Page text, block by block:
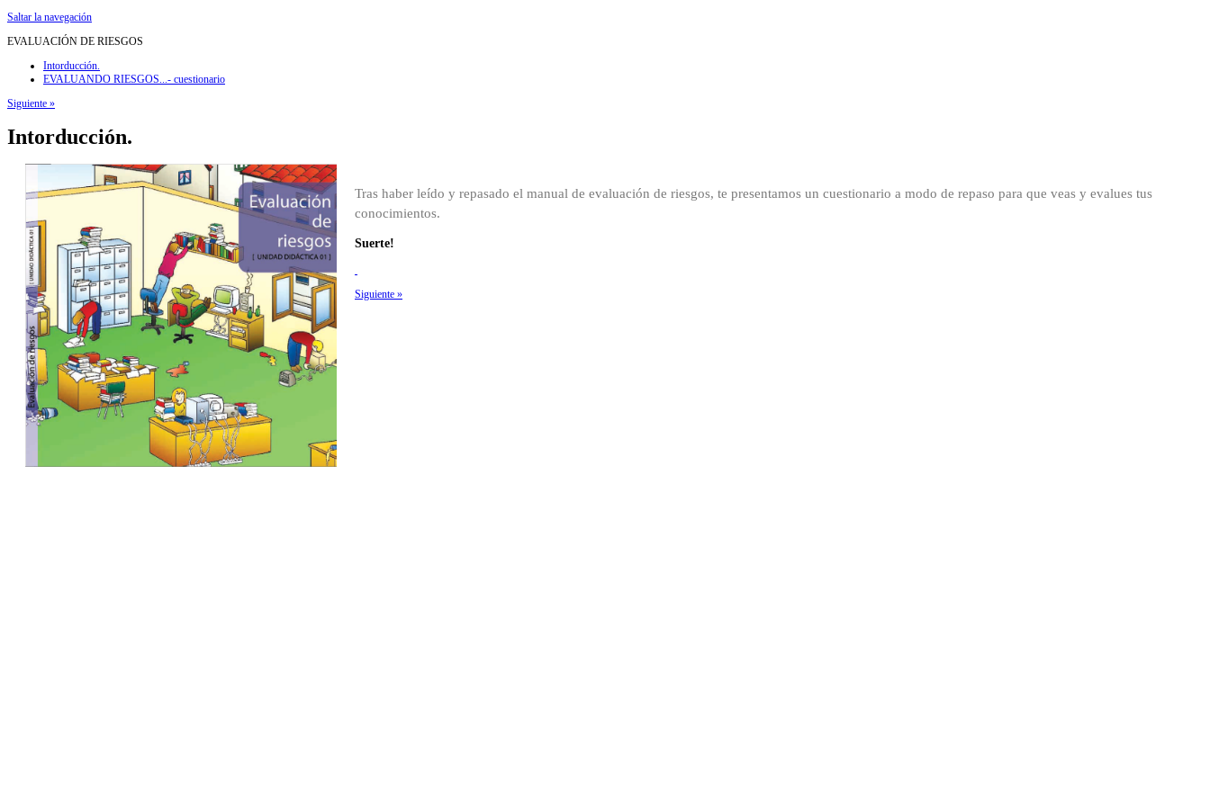
Saltar la navegación
EVALUACIÓN DE RIESGOS
Intorducción.
EVALUANDO RIESGOS...- cuestionario
Siguiente »
Intorducción.
Tras haber leído y repasado el manual de evaluación de riesgos, te presentamos un cuestionario a modo de repaso para que veas y evalues tus
conocimientos.
Suerte!
Siguiente »